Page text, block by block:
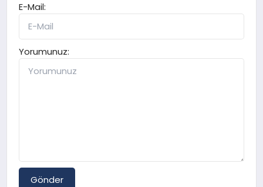
E-Mail:
Yorumunuz:
Gönder